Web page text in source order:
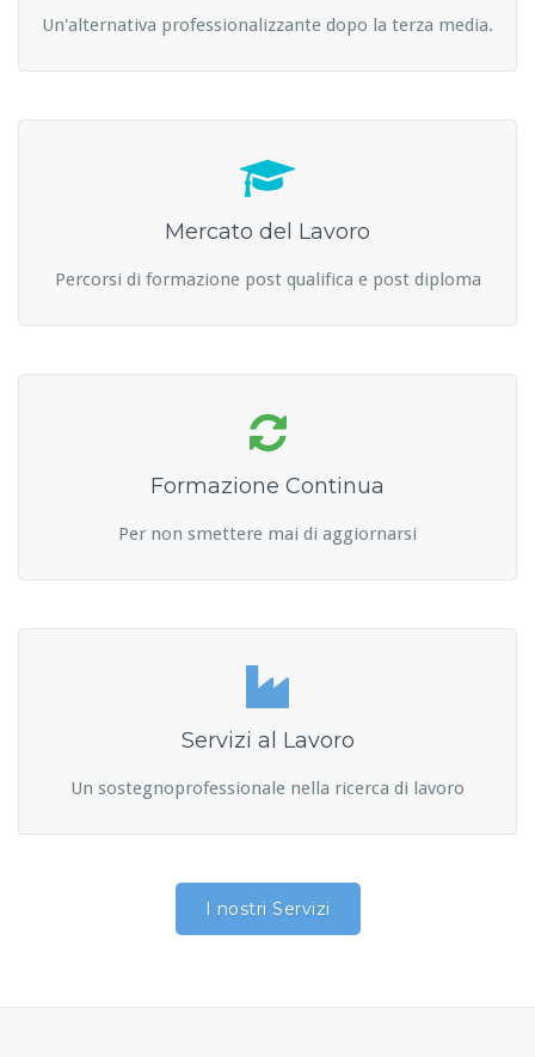
Un'alternativa professionalizzante dopo la terza media.
Mercato del Lavoro
Percorsi di formazione post qualifica e post diploma
Formazione Continua
Per non smettere mai di aggiornarsi
Servizi al Lavoro
Un sostegnoprofessionale nella ricerca di lavoro
I nostri Servizi